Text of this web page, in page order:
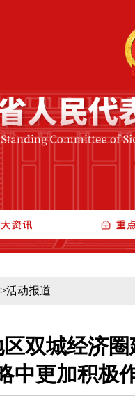
>活动报道
双城经济
中更加积极